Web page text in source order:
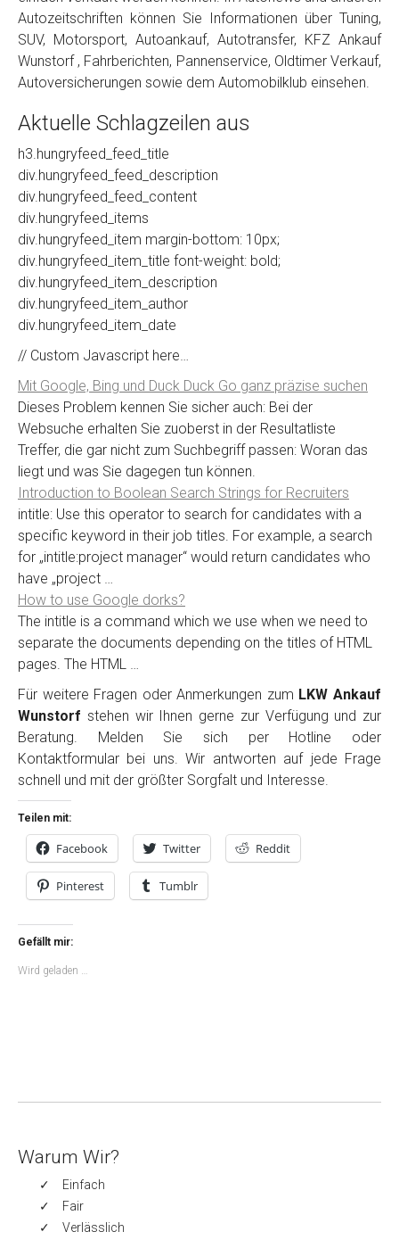
Autozeitschriften können Sie Informationen über Tuning,
SUV, Motorsport, Autoankauf, Autotransfer, KFZ Ankauf
Wunstorf , Fahrberichten, Pannenservice, Oldtimer Verkauf,
Autoversicherungen sowie dem Automobilklub einsehen.
Aktuelle Schlagzeilen aus
h3.hungryfeed_feed_title
div.hungryfeed_feed_description
div.hungryfeed_feed_content
div.hungryfeed_items
div.hungryfeed_item margin-bottom: 10px;
div.hungryfeed_item_title font-weight: bold;
div.hungryfeed_item_description
div.hungryfeed_item_author
div.hungryfeed_item_date
// Custom Javascript here…
Mit Google, Bing und Duck Duck Go ganz präzise suchen
Dieses Problem kennen Sie sicher auch: Bei der
Websuche erhalten Sie zuoberst in der Resultatliste
Treffer, die gar nicht zum Suchbegriff passen: Woran das
liegt und was Sie dagegen tun können.
Introduction to Boolean Search Strings for Recruiters
intitle: Use this operator to search for candidates with a
specific keyword in their job titles. For example, a search
for „intitle:project manager“ would return candidates who
have „project …
How to use Google dorks?
The intitle is a command which we use when we need to
separate the documents depending on the titles of HTML
pages. The HTML …
Für weitere Fragen oder Anmerkungen zum LKW Ankauf
Wunstorf stehen wir Ihnen gerne zur Verfügung und zur
Beratung. Melden Sie sich per Hotline oder
Kontaktformular bei uns. Wir antworten auf jede Frage
schnell und mit der größter Sorgfalt und Interesse.
Teilen mit:
Facebook Twitter Reddit
Pinterest Tumblr
Gefällt mir:
Wird geladen …
Warum Wir?
Einfach
Fair
Verlässlich